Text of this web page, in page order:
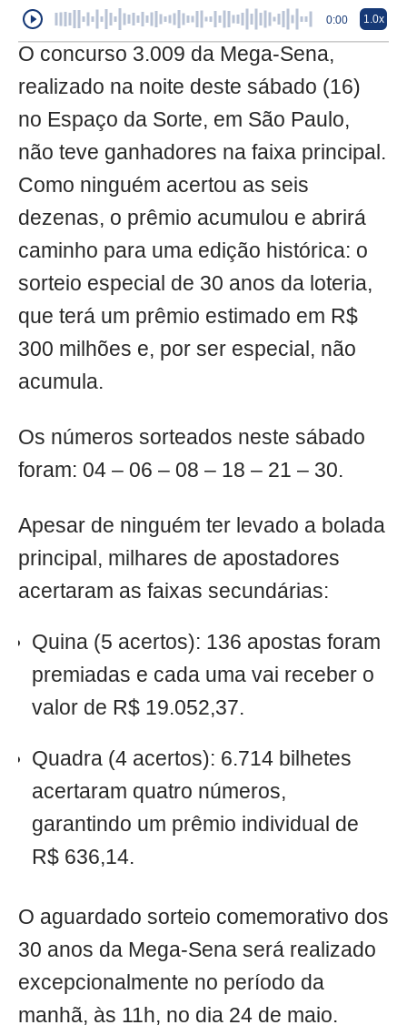
0:00 1.0x
O concurso 3.009 da Mega-Sena,
realizado na noite deste sábado (16)
no Espaço da Sorte, em São Paulo,
não teve ganhadores na faixa principal.
Como ninguém acertou as seis
dezenas, o prêmio acumulou e abrirá
caminho para uma edição histórica: o
sorteio especial de 30 anos da loteria,
que terá um prêmio estimado em R$
300 milhões e, por ser especial, não
acumula.
Os números sorteados neste sábado
foram: 04 – 06 – 08 – 18 – 21 – 30.
Apesar de ninguém ter levado a bolada
principal, milhares de apostadores
acertaram as faixas secundárias:
Quina (5 acertos): 136 apostas foram
premiadas e cada uma vai receber o
valor de R$ 19.052,37.
Quadra (4 acertos): 6.714 bilhetes
acertaram quatro números,
garantindo um prêmio individual de
R$ 636,14.
O aguardado sorteio comemorativo dos
30 anos da Mega-Sena será realizado
excepcionalmente no período da
manhã, às 11h, no dia 24 de maio.